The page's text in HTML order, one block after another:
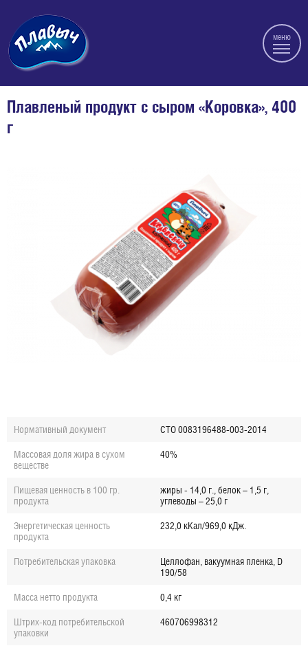
меню
Плавленый продукт с сыром «Коровка», 400
г
Нормативный документ СТО 0083196488-003-2014
Массовая доля жира в сухом
веществе
40%
Пищевая ценность в 100 гр.
продукта
жиры - 14,0 г., белок – 1,5 г,
углеводы – 25,0 г
Энергетическая ценность
продукта
232,0 кКал/969,0 кДж.
Потребительская упаковка
Целлофан, вакуумная пленка, D
190/58
Масса нетто продукта 0,4 кг
Штрих-код потребительской
упаковки
460706998312